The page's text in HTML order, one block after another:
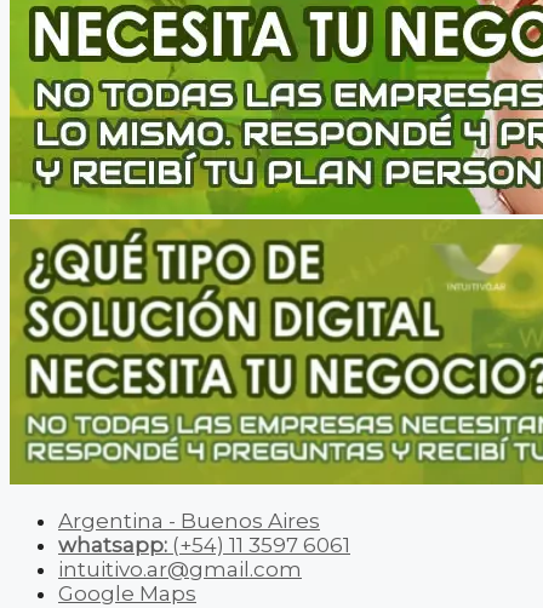
Argentina - Buenos Aires
whatsapp: (+54) 11 3597 6061
intuitivo.ar@gmail.com
Google Maps